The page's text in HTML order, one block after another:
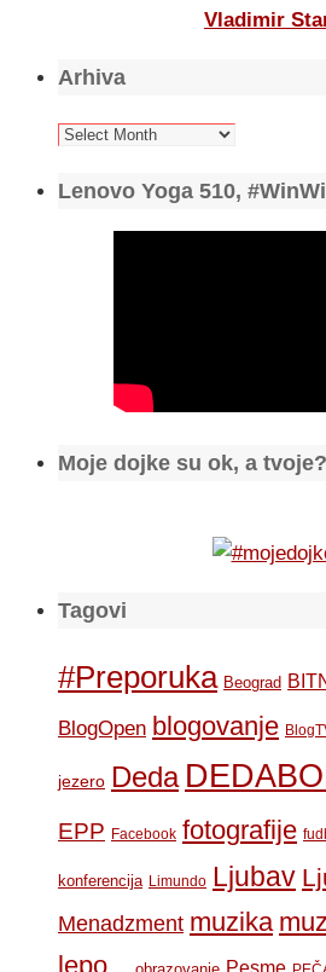
Vladimir
Arhiva
Arhiva
Lenovo Yoga 510,
Moje dojke su ok, a tvoje?
Tagovi
#Preporuka Beograd
BlogOpen blogovanje
jezero Deda
EPP Facebook fotografije
konferencija Limundo Ljubav
Menadzment muzika
lepo...
Pesme